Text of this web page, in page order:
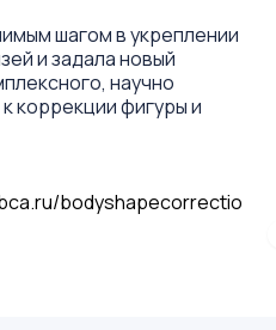
шагом в укреплении
и задала новый
научно
коррекции фигуры и
bodyshapecorrectio